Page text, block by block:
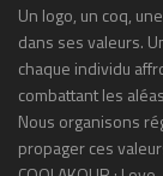
Un logo, un coq,
dans ses valeurs.
chaque individu
combattant les
Nous organisons
propager ces